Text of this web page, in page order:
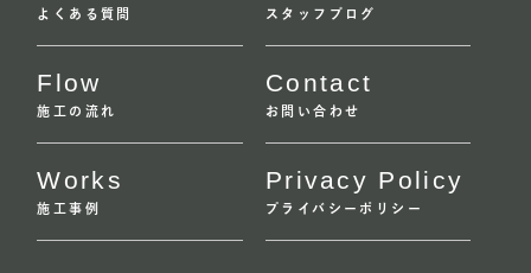
よくある質問
Flow
施工の流れ
Works
施工事例
スタッフブログ
Contact
お問い合わせ
Privacy Policy
プライバシーポリシー